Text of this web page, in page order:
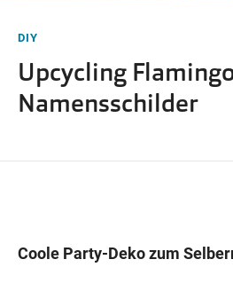
DIY
Upcycling
Namensschilder
Coole Party-Deko zum